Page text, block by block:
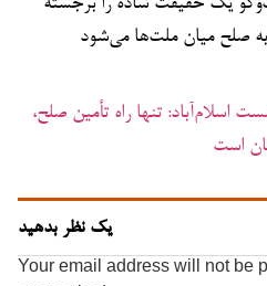
صلح میان ملت‌ها می‌شود
اسلام‌آباد: تنها راه تأمین صلح،
است
یک نظر بدهید
Your email address will not be